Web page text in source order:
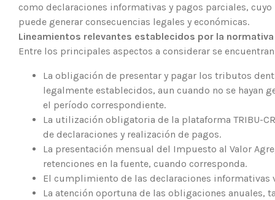
como declaraciones informativas y pagos parciales,
puede generar consecuencias legales y económicas.
Lineamientos relevantes establecidos por la
Entre los principales aspectos a considerar se
La obligación de presentar y pagar los tributos
legalmente establecidos, aun cuando no se hayan
el período correspondiente.
La utilización obligatoria de la plataforma TRIBU-
de declaraciones y realización de pagos.
La presentación mensual del Impuesto al Valor
retenciones en la fuente, cuando corresponda.
El cumplimiento de las declaraciones informativas
La atención oportuna de las obligaciones anuales,